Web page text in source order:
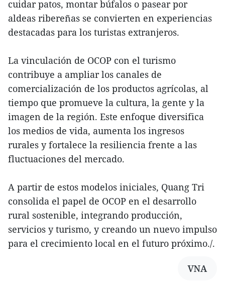
cuidar patos, montar búfalos o pasear por
aldeas ribereñas se convierten en experiencias
destacadas para los turistas extranjeros.
La vinculación de OCOP con el turismo
contribuye a ampliar los canales de
comercialización de los productos agrícolas, al
tiempo que promueve la cultura, la gente y la
imagen de la región. Este enfoque diversifica
los medios de vida, aumenta los ingresos
rurales y fortalece la resiliencia frente a las
fluctuaciones del mercado.
A partir de estos modelos iniciales, Quang Tri
consolida el papel de OCOP en el desarrollo
rural sostenible, integrando producción,
servicios y turismo, y creando un nuevo impulso
para el crecimiento local en el futuro próximo./.
VNA